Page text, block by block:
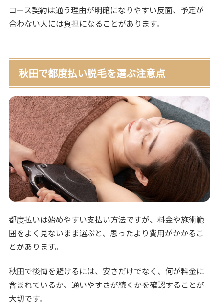
コース契約は通う理由が明確になりやすい反面、予定が
合わない人には負担になることがあります。
秋田で都度払い脱毛を選ぶ注意点
都度払いは始めやすい支払い方法ですが、料金や施術範
囲をよく見ないまま選ぶと、思ったより費用がかかるこ
とがあります。
秋田で後悔を避けるには、安さだけでなく、何が料金に
含まれているか、通いやすさが続くかを確認することが
大切です。